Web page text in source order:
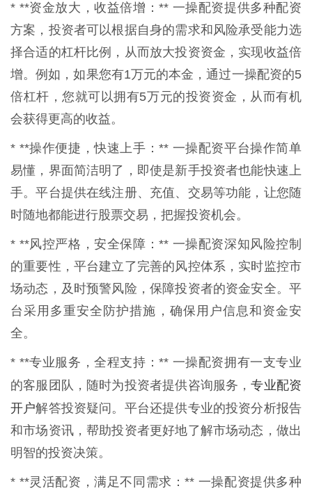
* **资金放大，收益倍增：** 一操配资提供多种配资
方案，投资者可以根据自身的需求和风险承受能力选
择合适的杠杆比例，从而放大投资资金，实现收益倍
增。例如，如果您有1万元的本金，通过一操配资的5
倍杠杆，您就可以拥有5万元的投资资金，从而有机
会获得更高的收益。
* **操作便捷，快速上手：** 一操配资平台操作简单
易懂，界面简洁明了，即使是新手投资者也能快速上
手。平台提供在线注册、充值、交易等功能，让您随
时随地都能进行股票交易，把握投资机会。
* **风控严格，安全保障：** 一操配资深知风险控制
的重要性，平台建立了完善的风控体系，实时监控市
场动态，及时预警风险，保障投资者的资金安全。平
台采用多重安全防护措施，确保用户信息和资金安
全。
* **专业服务，全程支持：** 一操配资拥有一支专业
的客服团队，随时为投资者提供咨询服务，专业配资
开户解答投资疑问。平台还提供专业的投资分析报告
和市场资讯，帮助投资者更好地了解市场动态，做出
明智的投资决策。
* **灵活配资，满足不同需求：** 一操配资提供多种